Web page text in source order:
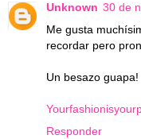
Unknown 30 de
Me gusta
recordar pero
Un besazo guapa!
Responder